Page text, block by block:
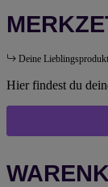
Deine
Hier findest du